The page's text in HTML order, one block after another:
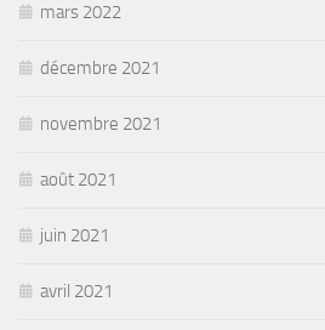
mars 2022
décembre 2021
novembre 2021
août 2021
juin 2021
avril 2021